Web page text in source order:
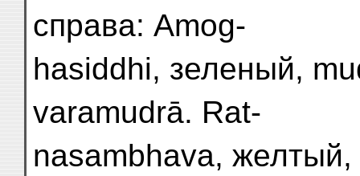
справа: Amog-
hasiddhi, зеленый,
varamudrā. Rat-
nasambhava,